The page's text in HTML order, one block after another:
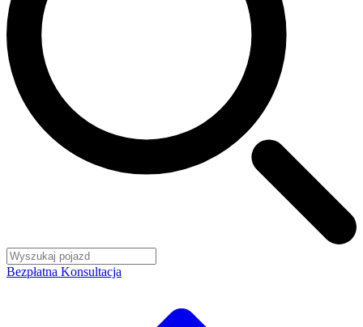
Bezpłatna Konsultacja